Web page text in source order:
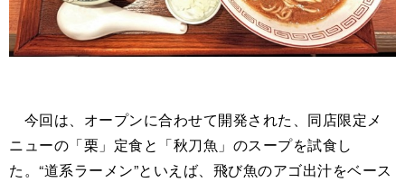
今回は、オープンに合わせて開発された、同店限定メ
ニューの「栗」定食と「秋刀魚」のスープを試食し
た。“道系ラーメン”といえば、飛び魚のアゴ出汁をベース